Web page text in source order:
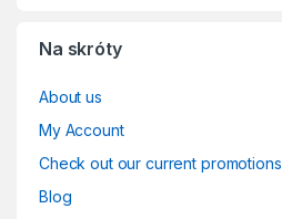
Na skróty
About us
My Account
Check out our current promotions
Blog